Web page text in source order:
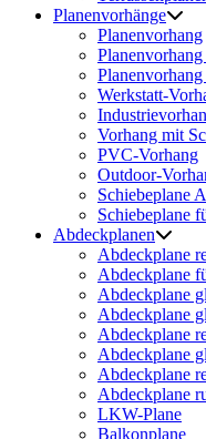
Planenvorhänge
Planenvorhang
Werkstatt-
Vorhang mit
PVC-Vorhang
Outdoor-
Schiebeplane
Schiebeplane
Abdeckplanen
Abdeckplane
Abdeckplane
Abdeckplane
Abdeckplane
Abdeckplane
Abdeckplane
Abdeckplane
Abdeckplane
LKW-Plane
Balkonplane